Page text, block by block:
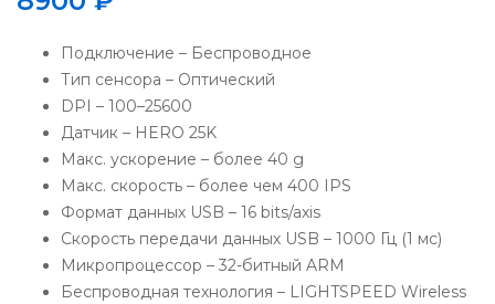
Подключение – Беспроводное
Тип сенсора – Оптический
DPI – 100–25600
Датчик – HERO 25K
Макс. ускорение – более 40 g
Макс. скорость – более чем 400 IPS
Формат данных USB – 16 bits/axis
Скорость передачи данных USB – 1000 Гц (1 мс)
Микропроцессор – 32-битный ARM
Беспроводная технология – LIGHTSPEED Wireless